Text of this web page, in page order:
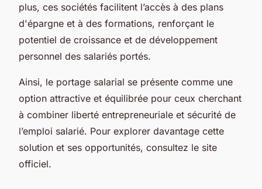
plus, ces sociétés facilitent l’accès à des plans
d'épargne et à des formations, renforçant le
potentiel de croissance et de développement
personnel des salariés portés.
Ainsi, le portage salarial se présente comme une
option attractive et équilibrée pour ceux cherchant
à combiner liberté entrepreneuriale et sécurité de
l’emploi salarié. Pour explorer davantage cette
solution et ses opportunités, consultez le site
officiel.